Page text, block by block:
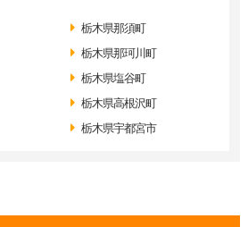
栃木県那須町
栃木県那珂川町
栃木県塩谷町
栃木県高根沢町
栃木県宇都宮市